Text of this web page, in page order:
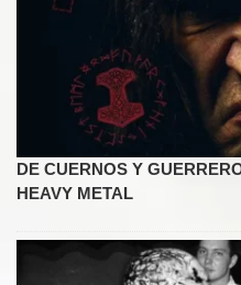
DE CUERNOS Y
HEAVY METAL